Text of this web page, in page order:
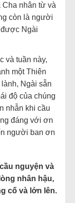
Cha nhân từ và
còn là người
được Ngài
và tuần này,
một Thiên
Ngài sẵn
độ của chúng
nhẫn khi cầu
đáng với ơn
người ban ơn
nguyện và
nhân hậu,
cố và lớn lên.